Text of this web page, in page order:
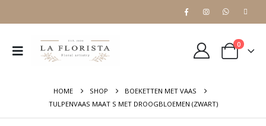
0
HOME SHOP
BOEKETTEN MET VAAS
TULPENVAAS MAAT S MET DROOGBLOEMEN (ZWART)